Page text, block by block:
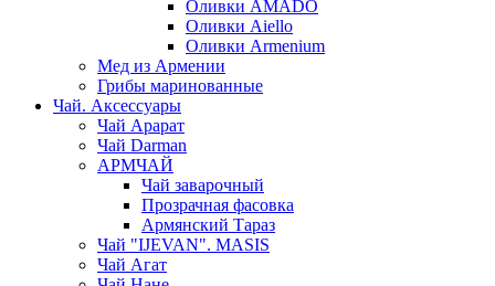
Оливки AMADO
Оливки Aiello
Оливки Armenium
Мед из Армении
Грибы маринованные
Чай. Аксессуары
Чай Арарат
Чай Darman
АРМЧАЙ
Чай заварочный
Прозрачная фасовка
Армянский Тараз
Чай "IJEVAN". MASIS
Чай Агат